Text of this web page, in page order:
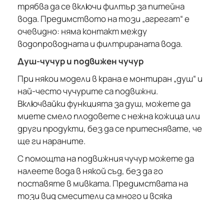
трябва да се включи филтър за питейна
вода. Предимството на този „агрегат“ е
очевидно: няма контакт между
водопроводната и филтрираната вода.
Душ-чучур и подвижен чучур
При някои модели в крана е монтиран „душ“ и
най-често чучурите са подвижни.
Включвайки функцията за душ, можете да
миете смело плодовете с нежна кожица или
други продукти, без да се притеснявате, че
ще ги нараните.
С помощта на подвижния чучур можете да
налеете вода в някой съд, без да го
поставяте в мивката. Предимствата на
този вид смесители са много и всяка